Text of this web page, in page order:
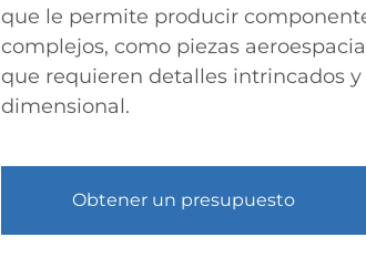
que le permite producir
complejos, como piezas
que requieren detalles intrincados
dimensional.
Obtener un presupuesto